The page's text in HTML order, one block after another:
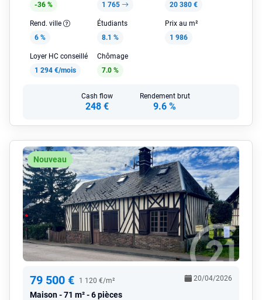
-36 %
1 765
20 380 €
Rend. ville
6 %
Étudiants
8.1 %
Prix au m²
1 986
Loyer HC conseillé
1 294 €/mois
Chômage
7.0 %
Cash flow
248 €
Rendement brut
9.6 %
Nouveau
79 500 € 1 120 €/m²
Maison 71 m² - 6 pièces
20/04/2026